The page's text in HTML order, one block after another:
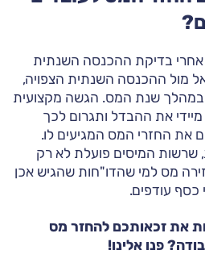
בדיקת ההכנסה השנתית
מול ההכנסה השנתית הצפויה,
במהלך שנת המס. הגשה מקצועית
את ההבדל ותגרום לכך
את החזרי המס המגיעים לו.
שרשות המיסים פועלת לא רק
מס למי שהדו"חות שהגיש אכן
כסף עודפים.
את זכאותכם להחזר מס
פנו אלינו!